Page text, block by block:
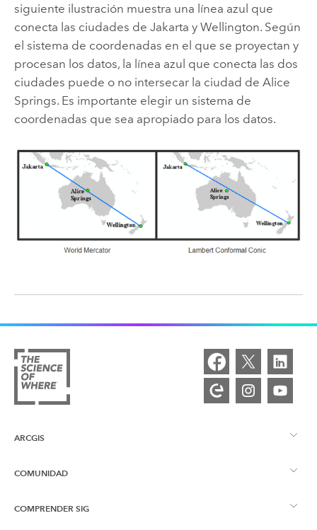
siguiente ilustración muestra una línea azul que
conecta las ciudades de Jakarta y Wellington. Según
el sistema de coordenadas en el que se proyectan y
procesan los datos, la línea azul que conecta las dos
ciudades puede o no intersecar la ciudad de Alice
Springs. Es importante elegir un sistema de
coordenadas que sea apropiado para los datos.
ARCGIS
Descripción general de ArcGIS
Representación cartográfica
COMUNIDAD
Comunidad de Esri
COMPRENDER SIG